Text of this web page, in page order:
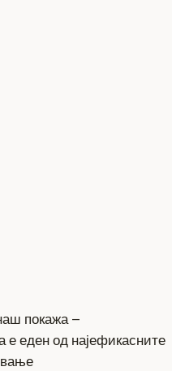
покажа –
е еден од најефикасните